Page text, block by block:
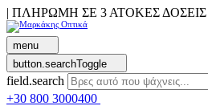
| ΠΛΗΡΩΜΗ ΣΕ 3 ΑΤΟΚΕΣ
menu
button.searchToggle
field.search
+30 800 3000400